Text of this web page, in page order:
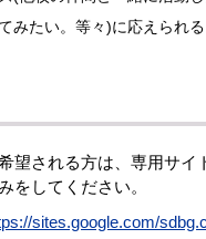
みたい。等々)に応えられ
望される方は、専用サ
をしてください。
sites.google.com/